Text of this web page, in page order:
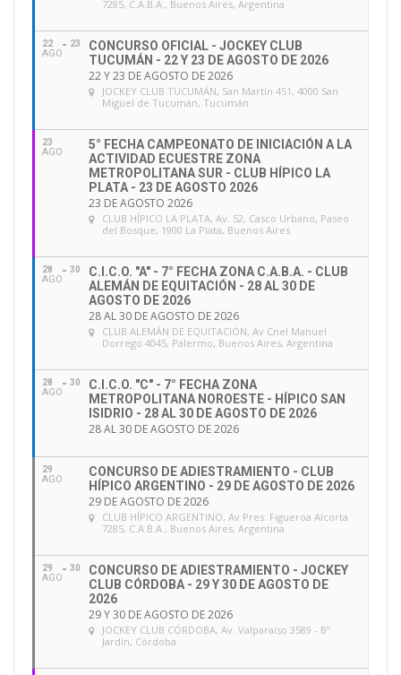
7285, C.A.B.A., Buenos Aires, Argentina
22
AGO
23
CONCURSO OFICIAL - JOCKEY CLUB
TUCUMÁN - 22 Y 23 DE AGOSTO DE 2026
22 Y 23 DE AGOSTO DE 2026
JOCKEY CLUB TUCUMÁN, San Martín 451, 4000 San
Miguel de Tucumán, Tucumán
23
AGO
5° FECHA CAMPEONATO DE INICIACIÓN A LA
ACTIVIDAD ECUESTRE ZONA
METROPOLITANA SUR - CLUB HÍPICO LA
PLATA - 23 DE AGOSTO 2026
23 DE AGOSTO 2026
CLUB HÍPICO LA PLATA, Av. 52, Casco Urbano, Paseo
del Bosque, 1900 La Plata, Buenos Aires
28
AGO
30
C.I.C.O. "A" - 7° FECHA ZONA C.A.B.A. - CLUB
ALEMÁN DE EQUITACIÓN - 28 AL 30 DE
AGOSTO DE 2026
28 AL 30 DE AGOSTO DE 2026
CLUB ALEMÁN DE EQUITACIÓN, Av Cnel Manuel
Dorrego 4045, Palermo, Buenos Aires, Argentina
28
AGO
30
C.I.C.O. "C" - 7° FECHA ZONA
METROPOLITANA NOROESTE - HÍPICO SAN
ISIDRIO - 28 AL 30 DE AGOSTO DE 2026
28 AL 30 DE AGOSTO DE 2026
29
AGO
CONCURSO DE ADIESTRAMIENTO - CLUB
HÍPICO ARGENTINO - 29 DE AGOSTO DE 2026
29 DE AGOSTO DE 2026
CLUB HÍPICO ARGENTINO, Av Pres. Figueroa Alcorta
7285, C.A.B.A., Buenos Aires, Argentina
29
AGO
30
CONCURSO DE ADIESTRAMIENTO - JOCKEY
CLUB CÓRDOBA - 29 Y 30 DE AGOSTO DE
2026
29 Y 30 DE AGOSTO DE 2026
JOCKEY CLUB CÓRDOBA, Av. Valparaíso 3589 - Bº
Jardín, Córdoba.